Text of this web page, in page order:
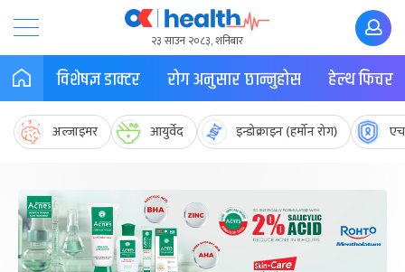
२३ साउन २०८३, शनिबार
विशेषज्ञ डाक्टर रोग अनुसार छान्नुहोस हेल्थ फिचर
अल्जाइमर आयुर्वेद इन्डोक्राइन (हर्मोन रोग)